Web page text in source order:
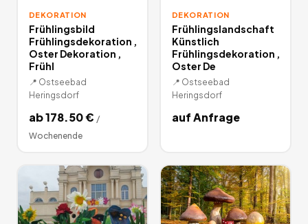
DEKORATION
Frühlingsbild
Frühlingsdekoration ,
Oster Dekoration ,
Frühl
📍 Ostseebad
Heringsdorf
ab178.50€ /
Wochenende
DEKORATION
Frühlingslandschaft
Künstlich
Frühlingsdekoration ,
Oster De
📍 Ostseebad
Heringsdorf
auf Anfrage